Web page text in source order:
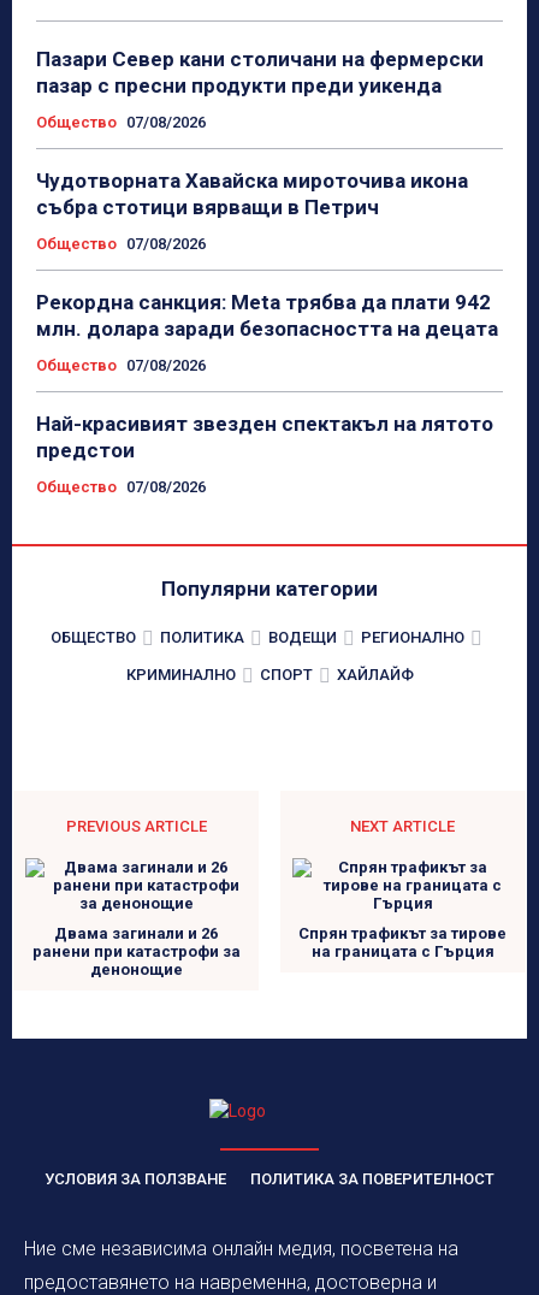
Пазари Север кани столичани на фермерски
пазар с пресни продукти преди уикенда
Общество 07/08/2026
Чудотворната Хавайска мироточива икона
събра стотици вярващи в Петрич
Общество 07/08/2026
Рекордна санкция: Meta трябва да плати 942
млн. долара заради безопасността на децата
Общество 07/08/2026
Най-красивият звезден спектакъл на лятото
предстои
Общество 07/08/2026
Популярни категории
ОБЩЕСТВО ПОЛИТИКА ВОДЕЩИ РЕГИОНАЛНО
КРИМИНАЛНО СПОРТ ХАЙЛАЙФ
PREVIOUS ARTICLE
Двама загинали и 26
ранени при катастрофи за
денонощие
NEXT ARTICLE
Спрян трафикът за тирове
на границата с Гърция
УСЛОВИЯ ЗА ПОЛЗВАНЕ ПОЛИТИКА ЗА ПОВЕРИТЕЛНОСТ
Ние сме независима онлайн медия, посветена на
предоставянето на навременна, достоверна и